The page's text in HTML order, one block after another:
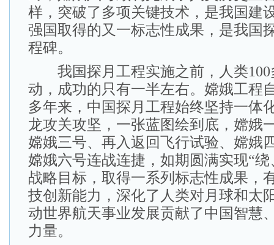
样，突破了多项关键技术，是我国建
强国取得的又一标志性成果，是我国
程碑。
我国探月工程实施之前，人类100
动，成功的只有一半左右。嫦娥工程
多年来，中国探月工程始终坚持一体
龙攻关攻坚，一张蓝图绘到底，嫦娥
嫦娥三号、再入返回飞行试验、嫦娥
嫦娥六号连战连捷，如期圆满实现“
战略目标，取得一系列标志性成果，
技创新能力，深化了人类对月球和太
动世界航天事业发展贡献了中国智慧
力量。